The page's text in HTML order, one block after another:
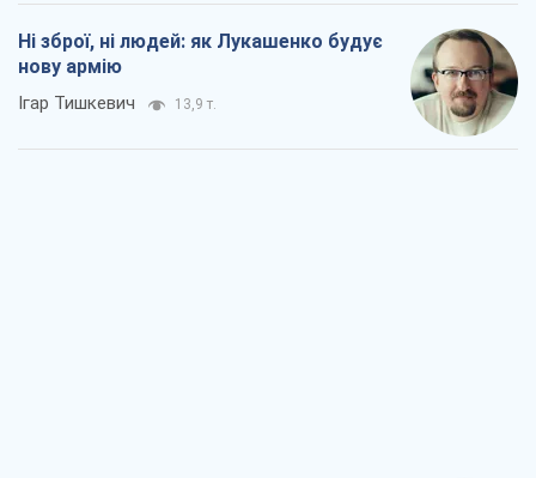
Ні зброї, ні людей: як Лукашенко будує
нову армію
Ігар Тишкевич 13,9 т.